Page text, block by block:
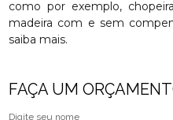
como por exemplo,
madeira com e sem
saiba mais.
FAÇA UM
Digite seu nome